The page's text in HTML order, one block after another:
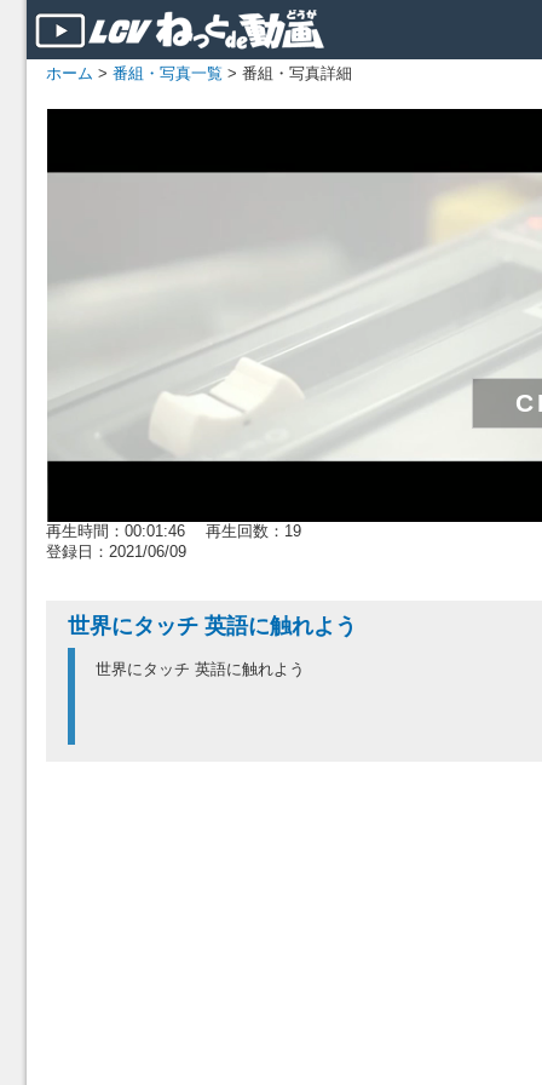
ホーム > 番組・写真一覧 > 番組・写真詳細
再生時間：00:01:46 再生回数：19
登録日：2021/06/09
世界にタッチ 英語に触れよう
世界にタッチ 英語に触れよう